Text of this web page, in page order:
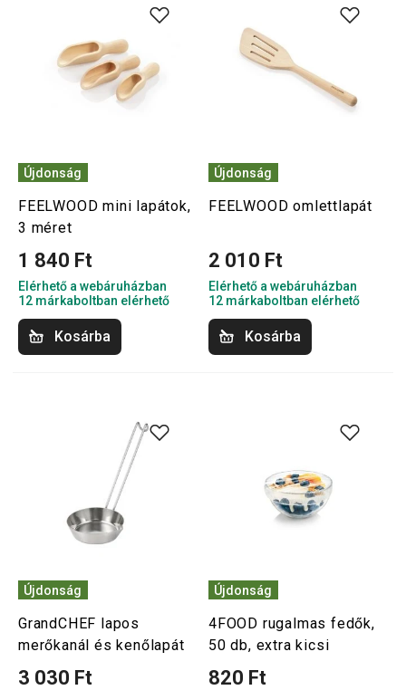
Újdonság
FEELWOOD mini lapátok,
3 méret
1 840 Ft
Elérhető a webáruházban
12 márkaboltban elérhető
Kosárba
Újdonság
FEELWOOD omlettlapát
2 010 Ft
Elérhető a webáruházban
12 márkaboltban elérhető
Kosárba
Újdonság
GrandCHEF lapos
merőkanál és kenőlapát
3 030 Ft
Újdonság
4FOOD rugalmas fedők,
50 db, extra kicsi
820 Ft